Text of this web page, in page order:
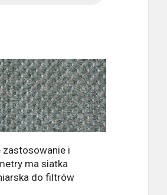
zastosowanie i
ma siatka
do filtrów